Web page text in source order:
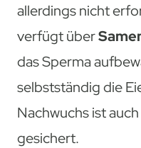
allerdings nicht
verfügt über
das Sperma
selbstständig die
Nachwuchs ist
gesichert.